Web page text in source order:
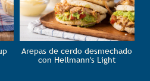
Arepas de cerdo desmechado
con Hellmann's Light